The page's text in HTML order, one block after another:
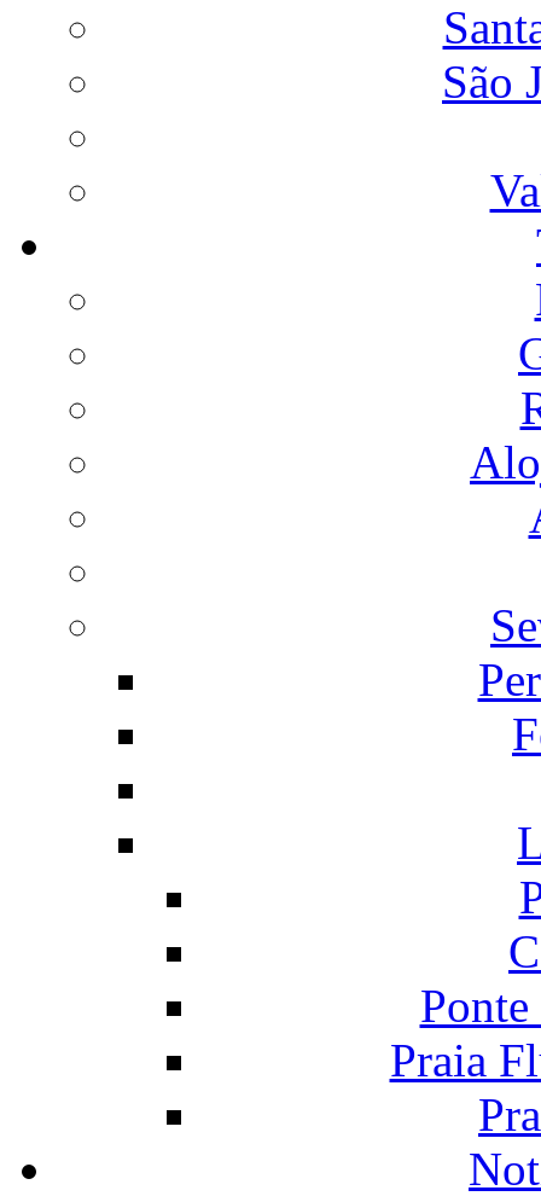
São
Praia